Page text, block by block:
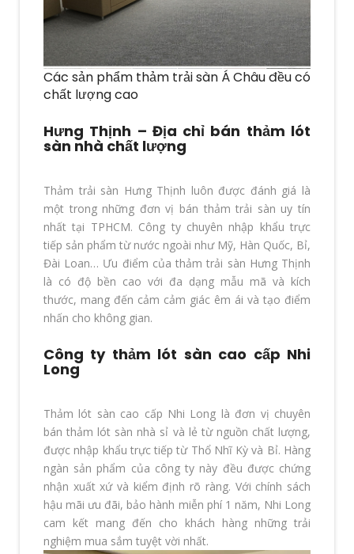
Các sản phẩm thảm trải sàn Á Châu đều có
chất lượng cao
Hưng Thịnh – Địa chỉ bán thảm lót
sàn nhà chất lượng
Thảm trải sàn Hưng Thịnh luôn được đánh giá là
một trong những đơn vị bán thảm trải sàn uy tín
nhất tại TPHCM. Công ty chuyên nhập khẩu trực
tiếp sản phẩm từ nước ngoài như Mỹ, Hàn Quốc, Bỉ,
Đài Loan… Ưu điểm của thảm trải sàn Hưng Thịnh
là có độ bền cao với đa dạng mẫu mã và kích
thước, mang đến cảm cảm giác êm ái và tạo điểm
nhấn cho không gian.
Công ty thảm lót sàn cao cấp Nhi
Long
Thảm lót sàn cao cấp Nhi Long là đơn vị chuyên
bán thảm lót sàn nhà sỉ và lẻ từ nguồn chất lượng,
được nhập khẩu trực tiếp từ Thổ Nhĩ Kỳ và Bỉ. Hàng
ngàn sản phẩm của công ty này đều được chứng
nhận xuất xứ và kiểm định rõ ràng. Với chính sách
hậu mãi ưu đãi, bảo hành miễn phí 1 năm, Nhi Long
cam kết mang đến cho khách hàng những trải
nghiệm mua sắm tuyệt vời nhất.